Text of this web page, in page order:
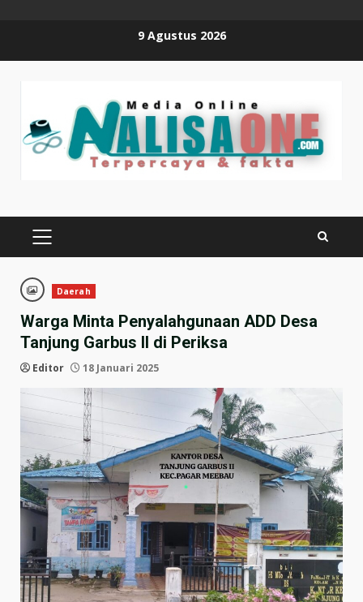
9 Agustus 2026
PRIMARY
Daerah
Warga Minta Penyalahgunaan ADD Desa
Tanjung Garbus II di Periksa
Editor 18 Januari 2025